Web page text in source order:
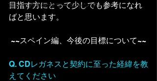
アメリカ大学サマーキャンプ
目指す方にとって少しでも参考になれ
ばと思います。
~~スペイン編、今後の目標について~~
Q. CDレガネスと契約に至った経緯を教
えてください